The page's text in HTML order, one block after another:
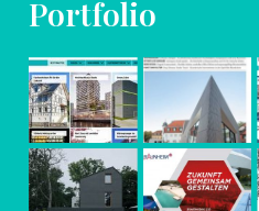
Portfolio